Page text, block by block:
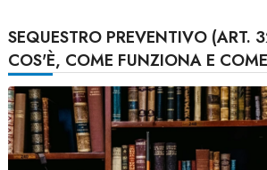
SEQUESTRO PREVENTIVO (ART.
COS'È, COME FUNZIONA E